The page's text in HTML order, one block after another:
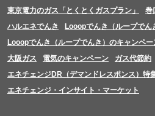
東京電力のガス「とくとくガスプラン」
巻
ハルエネでんき
Looopでんき（ループでん
Looopでんき（ループでんき）のキャンペー
大阪ガス
電気のキャンペーン ガス代節約
エネチェンジDR（デマンドレスポンス）特
エネチェンジ・インサイト・マーケット